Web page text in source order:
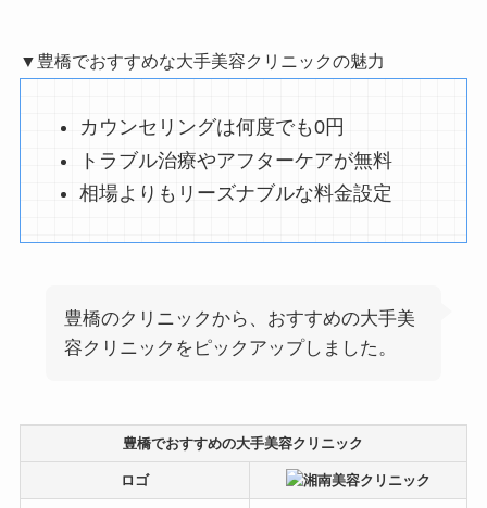
▼豊橋でおすすめな大手美容クリニックの魅力
カウンセリングは何度でも0円
トラブル治療やアフターケアが無料
相場よりもリーズナブルな料金設定
豊橋のクリニックから、おすすめの大手美
容クリニックをピックアップしました。
豊橋でおすすめの大手美容クリニック
ロゴ